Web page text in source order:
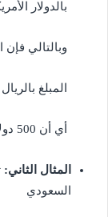
بالدولار
وبالتالي فإن
المبلغ بالريال
أي أن 500 دولار أمريكي ≈ 1875 ريال سعودي
المثال الثاني:
السعودي